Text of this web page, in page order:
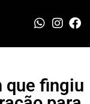
que fingiu